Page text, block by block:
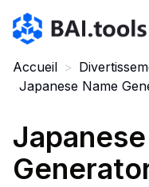
Bai.tools
Accueil >
Japanese Name